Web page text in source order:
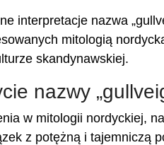
interpretacje nazwa
mitologią
skandynawskiej.
nazwy
w mitologii nordyckiej,
z potężną i tajemniczą